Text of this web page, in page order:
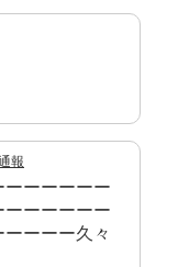
報
ーーーーー
ーーーーー
ーーー久々